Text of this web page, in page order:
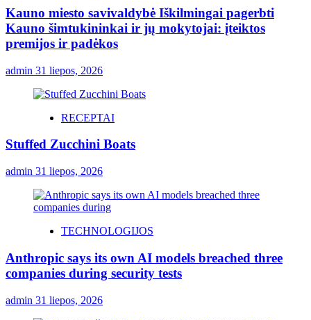
Kauno miesto savivaldybė Iškilmingai pagerbti
Kauno šimtukininkai ir jų mokytojai: įteiktos
premijos ir padėkos
admin 31 liepos, 2026
RECEPTAI
Stuffed Zucchini Boats
admin 31 liepos, 2026
TECHNOLOGIJOS
Anthropic says its own AI models breached three
companies during security tests
admin 31 liepos, 2026